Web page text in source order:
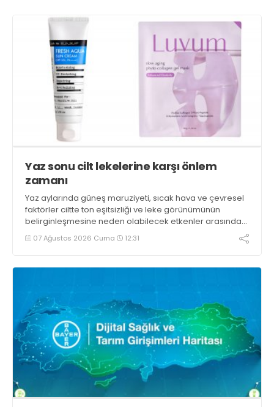
Yaz sonu cilt lekelerine karşı önlem
zamanı
Yaz aylarında güneş maruziyeti, sıcak hava ve çevresel
faktörler ciltte ton eşitsizliği ve leke görünümünün
belirginleşmesine neden olabilecek etkenler arasında
yer alıyor
07 Ağustos 2026 Cuma 12:31